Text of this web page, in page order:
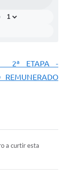
2ª ETAPA -
REMUNERADO
a curtir esta